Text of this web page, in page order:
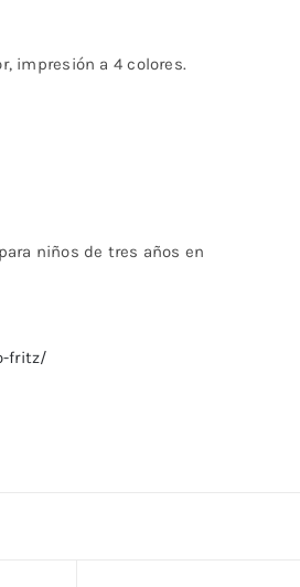
impresión a 4 colores.
niños de tres años en
fritz/